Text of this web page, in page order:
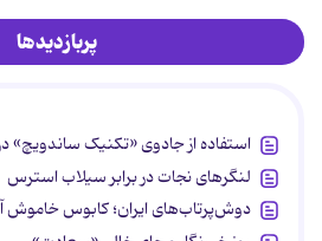
پربازدیدها
استفاده از جادوی «تکنیک ساندویچ»
لنگرهای نجات در برابر سیلاب استرس
دوش‌پرتاب‌های ایران؛ کابوس خاموش